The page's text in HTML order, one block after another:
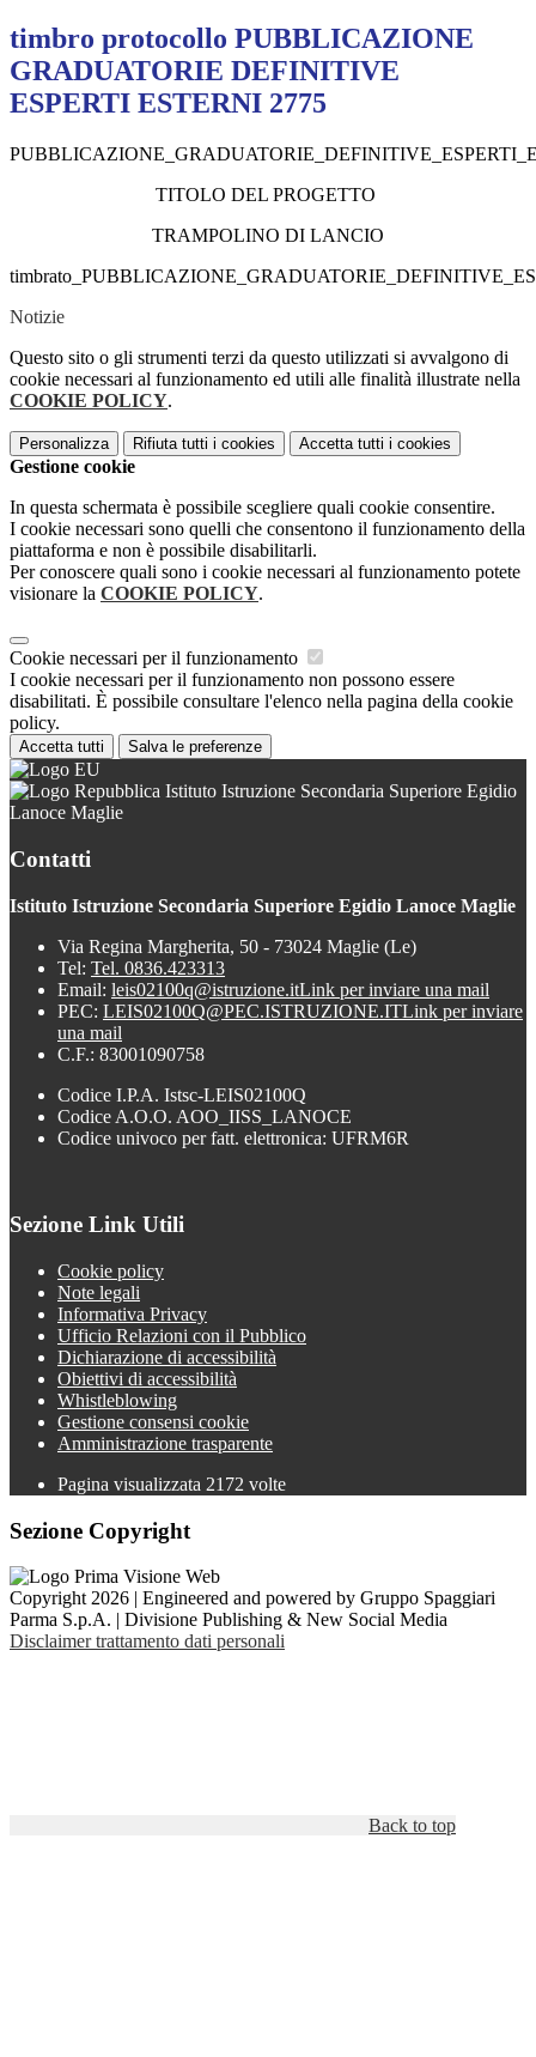
timbro protocollo PUBBLICAZIONE
GRADUATORIE DEFINITIVE
ESPERTI ESTERNI 2775
TITOLO DEL PROGETTO
TRAMPOLINO DI LANCIO
Notizie
Questo sito o gli strumenti terzi da questo utilizzati si avvalgono di
cookie necessari al funzionamento ed utili alle finalità illustrate nella
COOKIE POLICY.
Personalizza Rifiuta tutti i cookies Accetta tutti i cookies
Gestione cookie
In questa schermata è possibile scegliere quali cookie consentire.
I cookie necessari sono quelli che consentono il funzionamento della
piattaforma e non è possibile disabilitarli.
Per conoscere quali sono i cookie necessari al funzionamento potete
visionare la COOKIE POLICY.
Cookie necessari per il funzionamento
I cookie necessari per il funzionamento non possono essere
disabilitati. È possibile consultare l'elenco nella pagina della cookie
policy.
Accetta tutti Salva le preferenze
Istituto Istruzione Secondaria Superiore Egidio
Lanoce Maglie
Contatti
Istituto Istruzione Secondaria Superiore Egidio Lanoce Maglie
Via Regina Margherita, 50 - 73024 Maglie (Le)
Tel: Tel. 0836.423313
Email: leis02100q@istruzione.itLink per inviare una mail
PEC: LEIS02100Q@PEC.ISTRUZIONE.ITLink per inviare
una mail
C.F.: 83001090758
Codice I.P.A. Istsc-LEIS02100Q
Codice A.O.O. AOO_IISS_LANOCE
Codice univoco per fatt. elettronica: UFRM6R
Sezione Link Utili
Cookie policy
Note legali
Informativa Privacy
Ufficio Relazioni con il Pubblico
Dichiarazione di accessibilità
Obiettivi di accessibilità
Whistleblowing
Gestione consensi cookie
Amministrazione trasparente
Pagina visualizzata 2172 volte
Sezione Copyright
Copyright 2026 | Engineered and powered by Gruppo Spaggiari
Parma S.p.A. | Divisione Publishing & New Social Media
Disclaimer trattamento dati personali
Back to top